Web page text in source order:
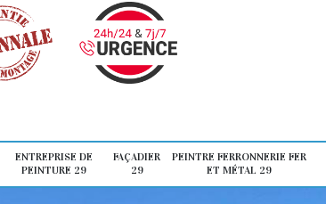
ENTREPRISE DE
PEINTURE 29
FAÇADIER
29
PEINTRE FERRONNERIE FER
ET MÉTAL 29